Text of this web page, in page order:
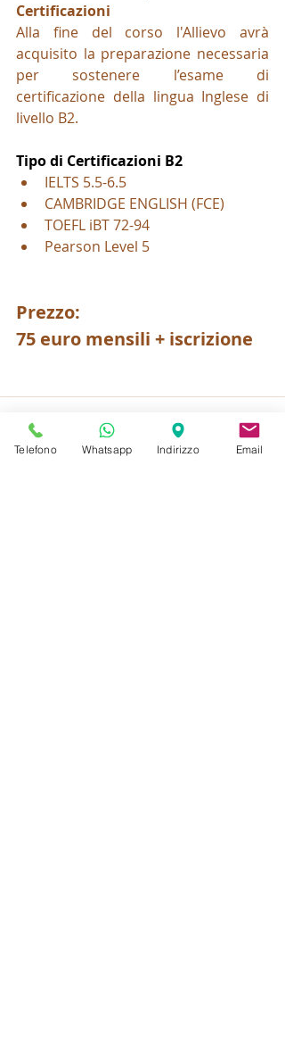
Certificazioni
Alla fine del corso l'Allievo avrà
acquisito la preparazione necessaria
per sostenere l’esame di
certificazione della lingua Inglese di
livello B2.
Tipo di Certificazioni B2
IELTS 5.5-6.5
CAMBRIDGE ENGLISH (FCE)
TOEFL iBT 72-94
Pearson Level 5
Prezzo:
75 euro mensili + iscrizione
Telefono Whatsapp Indirizzo Email